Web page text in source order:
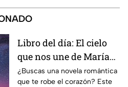
Libro del día: El cielo
que nos une de María
Vaquero
¿Buscas una novela romántica
que te robe el corazón? Este